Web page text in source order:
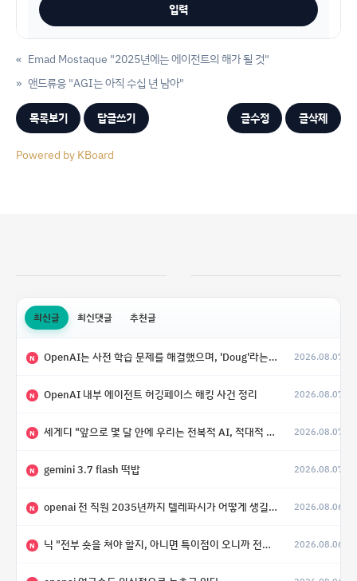
« Emad Mostaque "2025년에는 에이전트의 해가 될 것"
앤드류응 "AGI는 아직 수십 년 남아"
»
목록보기 답글쓰기 글수정 글삭제
Powered by KBoard
최신글 최신댓글 추천글
N OpenAI는 사전 학습 문제를 해결했으며, 'Doug'라는 코드명을 가진 훨씬 더 큰 모델을 활발히 개발 중 2026.08.07
N OpenAI 내부 에이전트 허깅페이스 해킹 사건 정리 2026.08.07
N 세게디 "앞으로 몇 달 안에 우리는 전복적 AI, 적대적 AI 둘 다 보게 될 것" 2026.08.07
N gemini 3.7 flash 떡밥 2026.08.07
N openai 전 직원 2035년까지 텔레파시가 어떻게 생길 수 있는지 2026.08.06
N 닉 "전부 숏을 쳐야 할지, 아니면 특이점이 오니까 전부 롱을 쳐야 할지 모르겠다.” 2026.08.06